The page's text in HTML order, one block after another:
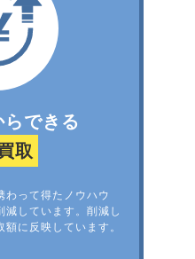
できる
取
わって得たノウハウ
減しています。削減し
に反映しています。